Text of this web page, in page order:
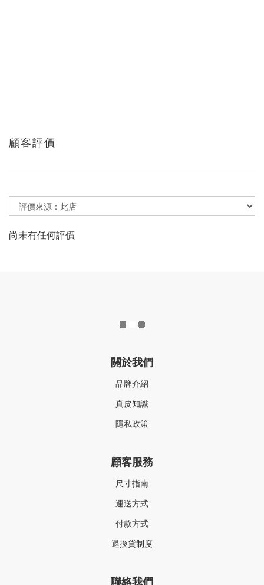
顧客評價
尚未有任何評價
關於我們
品牌介紹
真皮知識
隱私政策
顧客服務
尺寸指南
運送方式
付款方式
退換貨制度
聯絡我們